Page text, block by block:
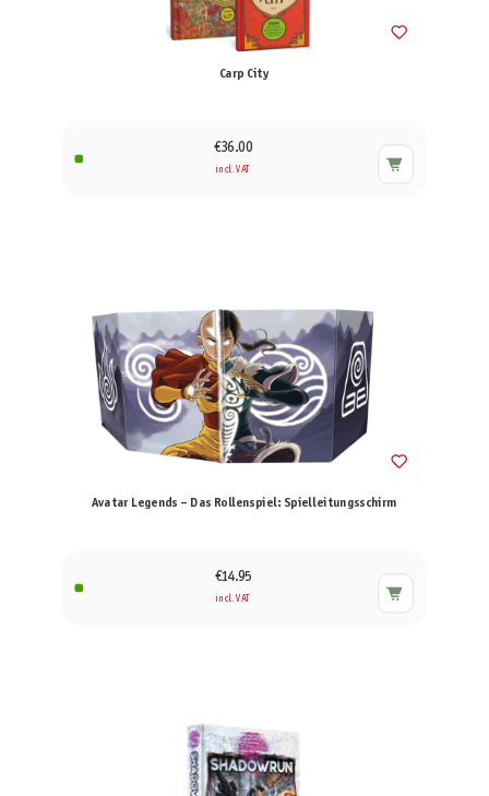
Carp City
€36.00
incl. VAT
Avatar Legends – Das Rollenspiel: Spielleitungsschirm
€14.95
incl. VAT